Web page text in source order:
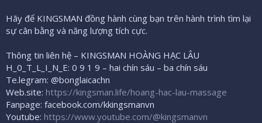
Hãy để KINGSMAN đồng hành cùng bạn trên hành trình tìm lại
sự cân bằng và năng lượng tích cực.
Thông tin liên hệ – KINGSMAN HOÀNG HẠC LÂU
H_0_T_L_I_N_E: 0 9 1 9 – hai chín sáu – ba chín sáu
Te.legram: @bonglaicachn
Web.site: https://kingsman.life/hoang-hac-lau-massage
Fanpage: facebook.com/kkingsmanvn
Youtube: https://www.youtube.com/@kingsmanvn